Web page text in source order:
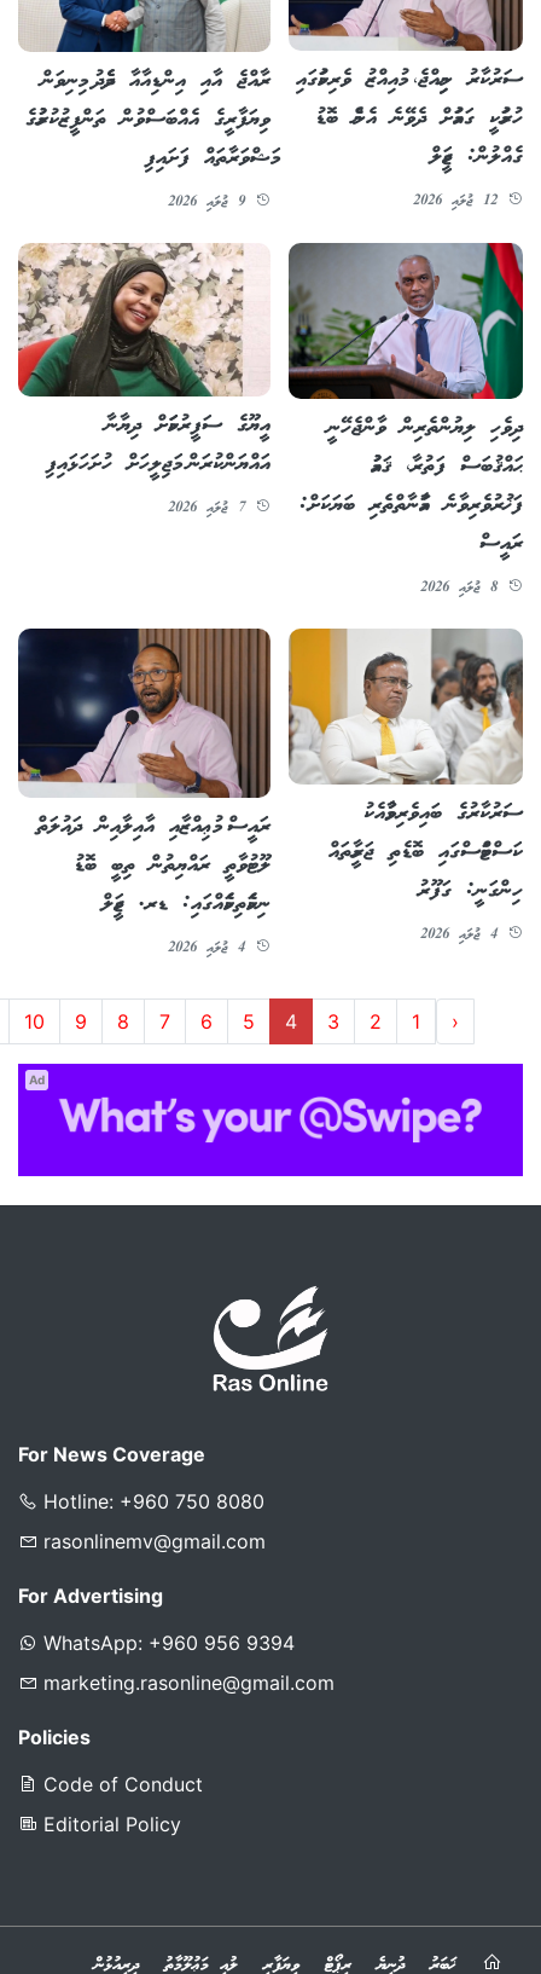
ސަރުކާރު ނިމިއްޖެ، މުއިއްޒު ވެރިކަމުގައި
ހުރުމަކީ ގައުމަށް ދެވޭނެ އެންމެ ބޮޑު
ގެއްލުން: ޖަމީލް
ރާއްޖެ އާއި އިންޑިއާއާ ދެމެދު މިނިވަން
ވިޔަފާރީގެ އެއްބަސްވުން ތަންފީޒުކުރުމުގެ
މަޝްވަރާތައް ފަށައިފި
9 ޖުލައި 2026
ދިވެހި ލިޔުންތެރިން ވާންޖެހޭނީ
ޙައްޤުބަސް ފަތުރާ، ޤައުމު
ފަޚުރުވެރިވާނެ އަމާނާތްތެރި ބަޔަކަށް:
ރައީސް
8 ޖުލައި 2026
އީޔޫގެ ސަފީރުކަމަށް ދިޔާނާ
އައްޔަންކުރަން މަޖިލީހަށް ހުށަހަޅައިފި
7 ޖުލައި 2026
ސަރުކާރުގެ ބައިވެރިވުމާއެކު
ކަސްޓަމްސްގައި ބޮޑެތި ޖަރީމާތައް
ހިންގަނީ: ގަފޫރު
4 ޖުލައި 2026
ރައީސް މުޢިއްޒާއި އާއިލާއިން ދައުލަތް
ލޫޓުވާތީ ރައްޔިތުން ތިބީ ބޮޑު
ނިކަމެތިކަމެއްގައި: ޑރ. ޖަމީލް
4 ޖުލައި 2026
‹
1
2
3
4
5
6
7
8
9
10
Ad
For News Coverage
Hotline: +960 750 8080
rasonlinemv@gmail.com
For Advertising
WhatsApp: +960 956 9394
marketing.rasonline@gmail.com
Policies
Code of Conduct
Editorial Policy
ޚަބަރު ދުނިޔެ ރިޕޯޓް ވިޔަފާރި ލުއި މަޢުލޫމާތު ދިރިއުޅުން